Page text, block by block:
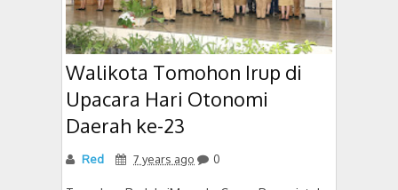
Walikota Tomohon Irup di
Upacara Hari Otonomi
Daerah ke-23
Red 7 years ago 0